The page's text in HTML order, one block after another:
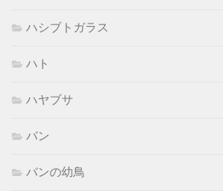
ハシブトガラス
ハト
ハヤブサ
バン
バンの幼鳥